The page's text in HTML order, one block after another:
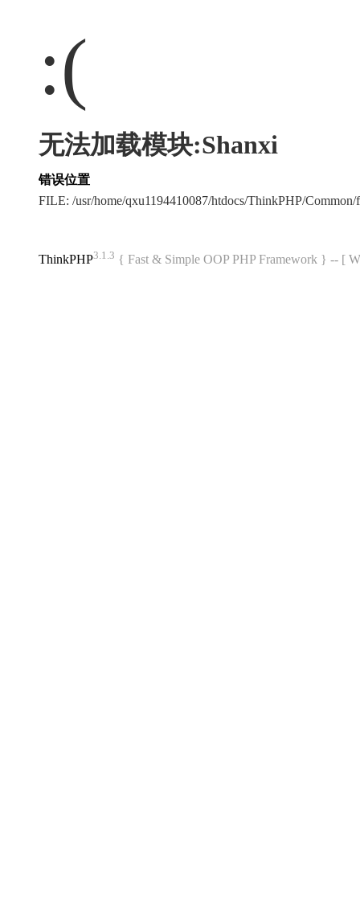
:(
无法加载模块:Shanxi
错误位置
FILE: /usr/home/qxu1194410087/htdocs/ThinkPHP/
ThinkPHP3.1.3 { Fast & Simple OOP PHP Framework } -- [